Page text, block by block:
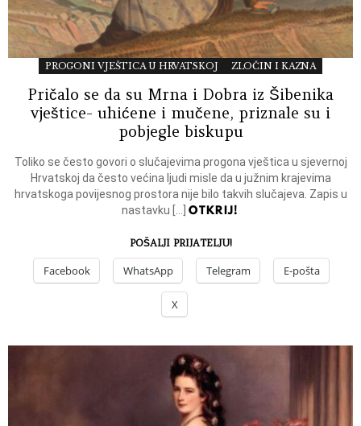
PROGONI VJEŠTICA U HRVATSKOJ ZLOČIN I KAZNA
Pričalo se da su Mrna i Dobra iz Šibenika
vještice- uhićene i mučene, priznale su i
pobjegle biskupu
Toliko se često govori o slučajevima progona vještica u sjevernoj
Hrvatskoj da često većina ljudi misle da u južnim krajevima
hrvatskoga povijesnog prostora nije bilo takvih slučajeva. Zapis u
nastavku […]OTKRIJ!
POŠALJI PRIJATELJU!
Facebook WhatsApp Telegram E-pošta
X